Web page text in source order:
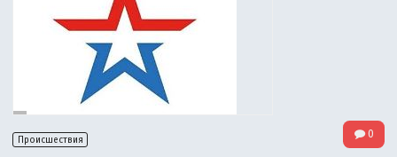
Происшествия 0